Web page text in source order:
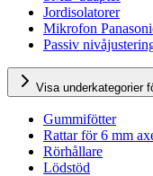
Jordisolatorer
Mikrofon
Passiv
Visa underkategorier
Gummifötter
Rattar för 6 mm
Rörhållare
Lödstöd